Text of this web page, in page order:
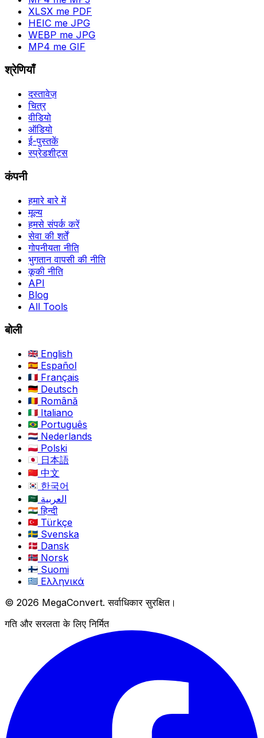
XLSX me PDF
HEIC me JPG
WEBP me JPG
MP4 me GIF
श्रेणियाँ
दस्तावेज़
चित्र
वीडियो
ऑडियो
ई-पुस्तकें
स्प्रेडशीट्स
कंपनी
हमारे बारे में
मूल्य
हमसे संपर्क करें
सेवा की शर्तें
गोपनीयता नीति
भुगतान वापसी की नीति
कूकी नीति
API
Blog
All Tools
बोली
English
Español
Français
Deutsch
Română
Italiano
Português
Nederlands
Polski
日本語
中文
한국어
العربية
हिन्दी
Türkçe
Svenska
Dansk
Norsk
Suomi
Ελληνικά
© 2026 MegaConvert. सर्वाधिकार सुरक्षित।
गति और सरलता के लिए निर्मित